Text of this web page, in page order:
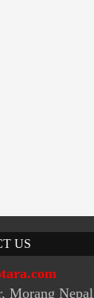
US
Morang Nepal